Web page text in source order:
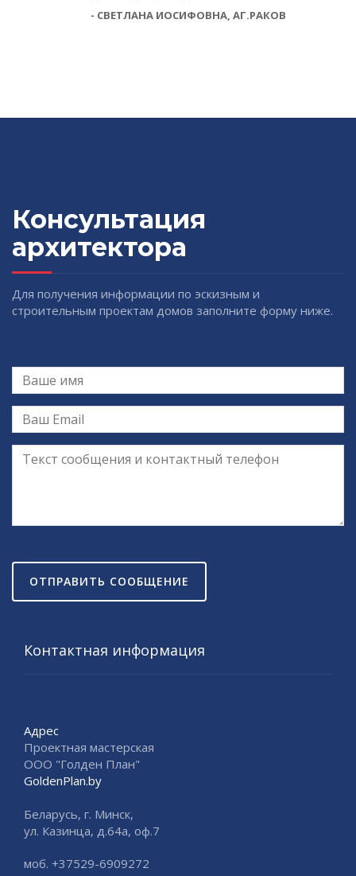
- СВЕТЛАНА ИОСИФОВНА, АГ.РАКОВ
Консультация
архитектора
Для получения информации по эскизным и
строительным проектам домов заполните форму ниже.
ОТПРАВИТЬ СООБЩЕНИЕ
Контактная информация
Адрес
Проектная мастерская
ООО "Голден План"
GoldenPlan.by
Беларусь, г. Минск,
ул. Казинца, д.64а, оф.7
моб. +37529-6909272